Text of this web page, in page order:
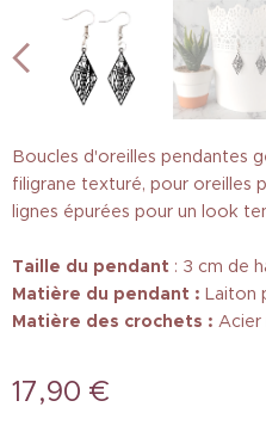
Boucles d'oreilles pendantes
filigrane texturé, pour oreilles
lignes épurées pour un look
Taille du pendant : 3 cm de
Matière du pendant : Laiton
Matière des crochets : Acier
17,90 €